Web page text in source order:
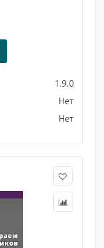
1.9.0
Нет
Нет